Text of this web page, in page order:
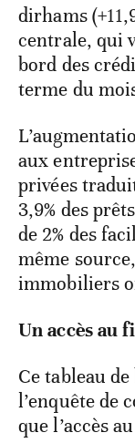
dirhams
centrale, qui
bord des
terme du
aux
privées
3,9% des
de 2% des
même
immobiliers
Un accès au
Ce tableau
l’enquête de
que l’accès